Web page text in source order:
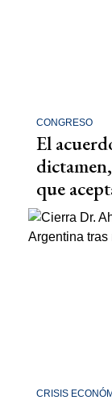
CONGRESO
El
que
CRISIS